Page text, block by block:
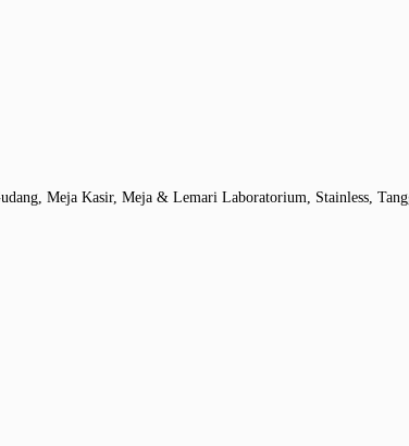
Meja Kasir, Meja & Lemari Laboratorium, Stainless,